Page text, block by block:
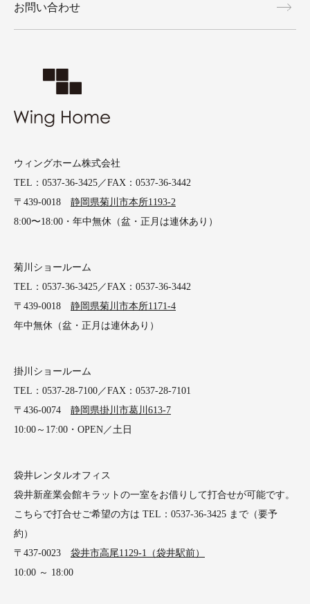
ウィングホーム株式会社
TEL：0537-36-3425／FAX：0537-36-3442
〒439-0018 静岡県菊川市本所1193-2
8:00〜18:00・年中無休（盆・正月は連休あり）
菊川ショールーム
TEL：0537-36-3425／FAX：0537-36-3442
〒439-0018 静岡県菊川市本所1171-4
年中無休（盆・正月は連休あり）
掛川ショールーム
TEL：0537-28-7100／FAX：0537-28-7101
〒436-0074 静岡県掛川市葛川613-7
10:00～17:00・OPEN／土日
袋井レンタルオフィス
袋井新産業会館キラットの一室をお借りして打合せが可能です。
こちらで打合せご希望の方は TEL：0537-36-3425 まで（要予
約）
〒437-0023 袋井市高尾1129-1（袋井駅前）
10:00 ～ 18:00
お問い合わせ